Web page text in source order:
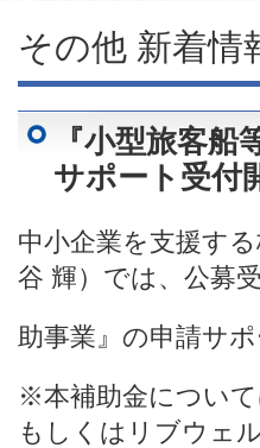
その他 新着情
『小型旅客
サポート受付
中小企業を支援す
谷 輝）では、公募
助事業』の申請サ
※本補助金について
もしくはリブウェ